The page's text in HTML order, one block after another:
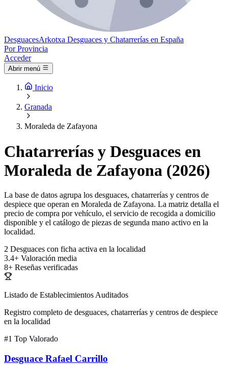
DesguacesArkotxa Desguaces y Chatarrerías en España
Por Provincia
Acceder
Abrir menú
Inicio
Granada
Moraleda de Zafayona
Chatarrerías y Desguaces en
Moraleda de Zafayona (2026)
La base de datos agrupa los desguaces, chatarrerías y centros de
despiece que operan en Moraleda de Zafayona. La matriz detalla el
precio de compra por vehículo, el servicio de recogida a domicilio
disponible y el catálogo de piezas de segunda mano activo en la
localidad.
2 Desguaces con ficha activa en la localidad
3.4+ Valoración media
8+ Reseñas verificadas
Listado de Establecimientos Auditados
Registro completo de desguaces, chatarrerías y centros de despiece
en la localidad
#1 Top Valorado
Desguace Rafael Carrillo